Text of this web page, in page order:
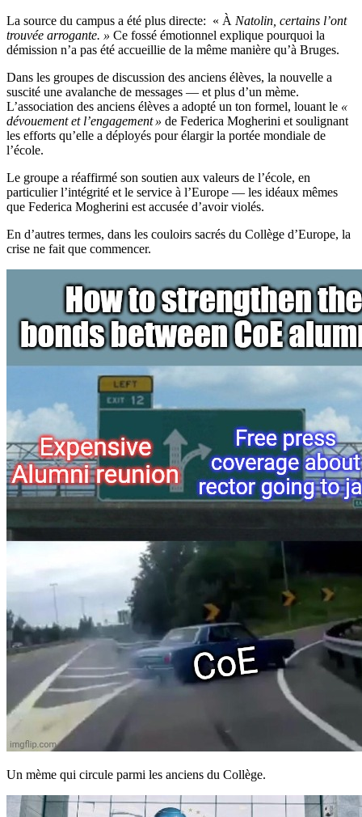
La source du campus a été plus directe: « À Natolin, certains l’ont
trouvée arrogante. » Ce fossé émotionnel explique pourquoi la
démission n’a pas été accueillie de la même manière qu’à Bruges.
Dans les groupes de discussion des anciens élèves, la nouvelle a
suscité une avalanche de messages — et plus d’un mème.
L’association des anciens élèves a adopté un ton formel, louant le «
dévouement et l’engagement » de Federica Mogherini et soulignant
les efforts qu’elle a déployés pour élargir la portée mondiale de
l’école.
Le groupe a réaffirmé son soutien aux valeurs de l’école, en
particulier l’intégrité et le service à l’Europe — les idéaux mêmes
que Federica Mogherini est accusée d’avoir violés.
En d’autres termes, dans les couloirs sacrés du Collège d’Europe, la
crise ne fait que commencer.
Un mème qui circule parmi les anciens du Collège.